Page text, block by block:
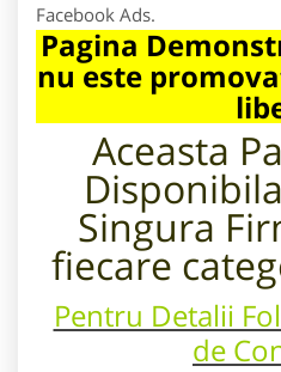
Facebook Ads.
Pagina
nu este
Aceasta
Singura
fiecare
Pentru Detalii
de